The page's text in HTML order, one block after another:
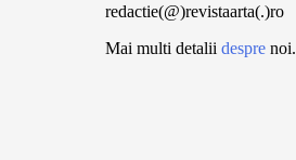
redactie(@)revistaarta(.)ro
Mai multi detalii despre noi.